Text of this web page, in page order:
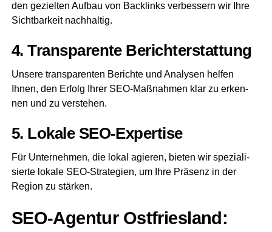
den geziel­ten Auf­bau von Back­links ver­bes­sern wir Ihre
Sicht­bar­keit nachhaltig.
4. Trans­pa­ren­te Berichterstattung
Unse­re trans­pa­ren­ten Berich­te und Ana­ly­sen hel­fen
Ihnen, den Erfolg Ihrer SEO-Maß­nah­men klar zu erken­
nen und zu verstehen.
5. Loka­le SEO-Expertise
Für Unter­neh­men, die lokal agie­ren, bie­ten wir spe­zia­li­
sier­te loka­le SEO-Stra­te­gien, um Ihre Prä­senz in der
Regi­on zu stärken.
SEO-Agen­tur Ost­fries­land: